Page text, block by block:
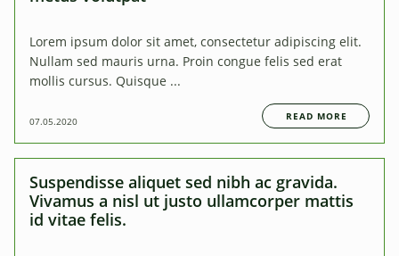
Lorem ipsum dolor sit amet, consectetur adipiscing elit.
Nullam sed mauris urna. Proin congue felis sed erat
mollis cursus. Quisque ...
07.05.2020 READ MORE
Suspendisse aliquet sed nibh ac gravida.
Vivamus a nisl ut justo ullamcorper mattis
id vitae felis.